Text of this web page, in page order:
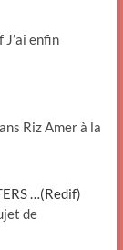
enfin
Riz Amer à la
…(Redif)
de